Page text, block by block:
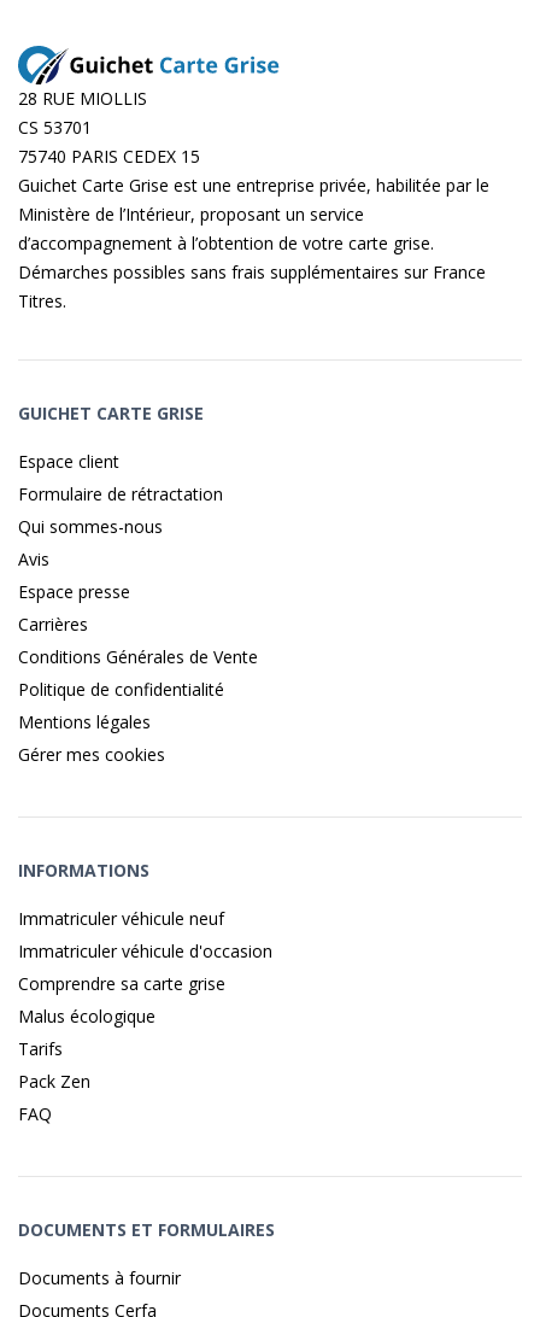
28 RUE MIOLLIS
CS 53701
75740 PARIS CEDEX 15
Guichet Carte Grise est une entreprise privée, habilitée par le
Ministère de l’Intérieur, proposant un service
d’accompagnement à l’obtention de votre carte grise.
Démarches possibles sans frais supplémentaires sur France
Titres.
GUICHET CARTE GRISE
Espace client
Formulaire de rétractation
Qui sommes-nous
Avis
Espace presse
Carrières
Conditions Générales de Vente
Politique de confidentialité
Mentions légales
Gérer mes cookies
INFORMATIONS
Immatriculer véhicule neuf
Immatriculer véhicule d'occasion
Comprendre sa carte grise
Malus écologique
Tarifs
Pack Zen
FAQ
DOCUMENTS ET FORMULAIRES
Documents à fournir
Documents Cerfa